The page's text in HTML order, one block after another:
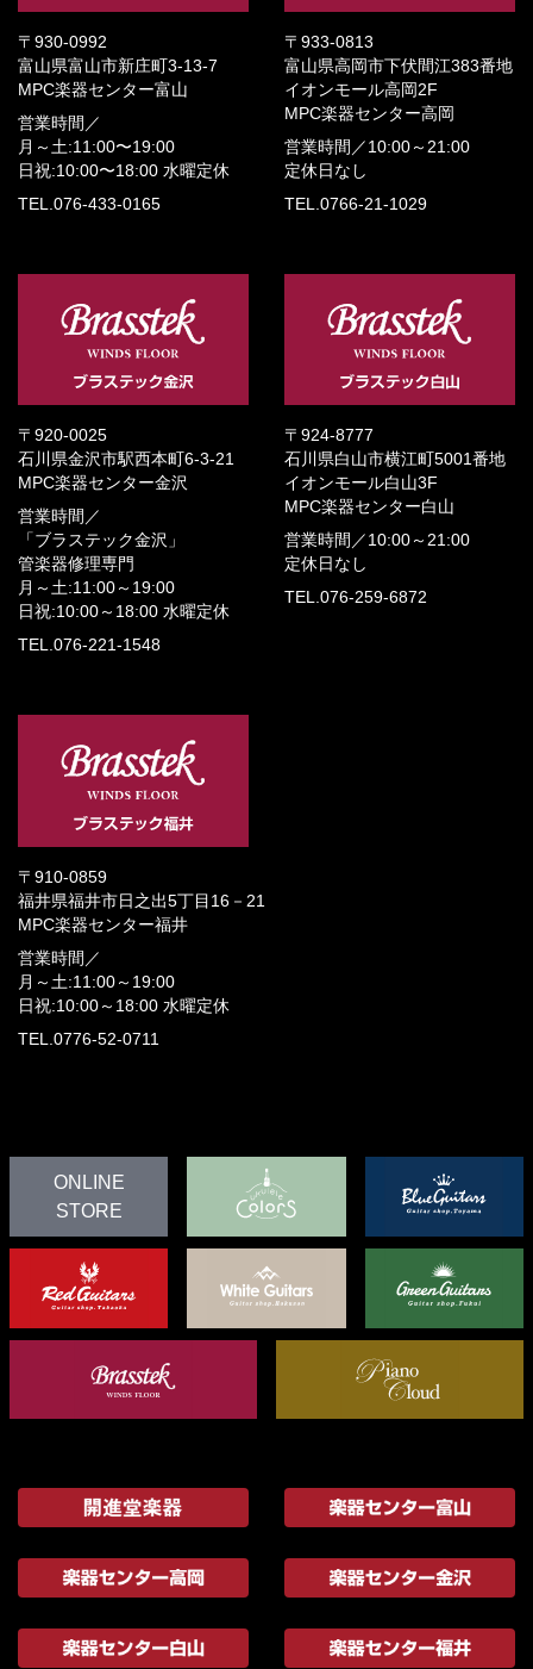
〒930-0992
富山県富山市新庄町3-13-7
MPC楽器センター富山
営業時間／
月～土:11:00〜19:00
日祝:10:00〜18:00 水曜定休
TEL.076-433-0165
〒933-0813
富山県高岡市下伏間江383番地
イオンモール高岡2F
MPC楽器センター高岡
営業時間／ 10:00～21:00
定休日なし
TEL.0766-21-1029
〒920-0025
石川県金沢市駅西本町6-3-21
MPC楽器センター金沢
営業時間／
「ブラステック金沢」
管楽器修理専門
月～土:11:00～19:00
日祝:10:00～18:00 水曜定休
TEL.076-221-1548
〒924-8777
石川県白山市横江町5001番地
イオンモール白山3F
MPC楽器センター白山
営業時間／ 10:00～21:00
定休日なし
TEL.076-259-6872
〒910-0859
福井県福井市日之出5丁目16－21
MPC楽器センター福井
営業時間／
月～土:11:00～19:00
日祝:10:00～18:00 水曜定休
TEL.0776-52-0711
ONLINE
STORE